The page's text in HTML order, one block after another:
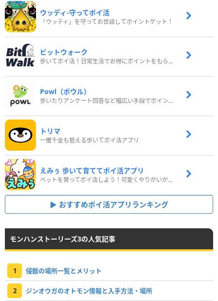
ウッディ‐守ってポイ活
「ウッディ」を守ってお世話してポイントゲット！
ビットウォーク
歩いてポイ活！日常生活でお得にポイントをもらおう
Powl（ポウル）
歩いたりアンケート回答など幅広い手段でポイントをゲット
トリマ
一攫千金も狙える歩いてポイ活アプリ
えみぅ 歩いて育ててポイ活アプリ
ペットを育ってポイ活しよう！可愛くやりがいがある新感覚アプリ
おすすめポイ活アプリランキング
モンハンストーリーズ3の人気記事
1 侵獣の場所一覧とメリット
2 ジンオウガのオトモン情報と入手方法・場所